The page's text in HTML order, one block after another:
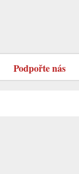
Podpořte nás